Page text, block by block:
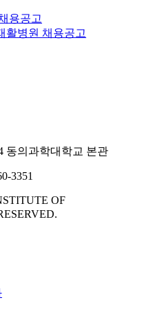
용공고
활병원 채용공고
동의과학대학교 본관
3351
OF